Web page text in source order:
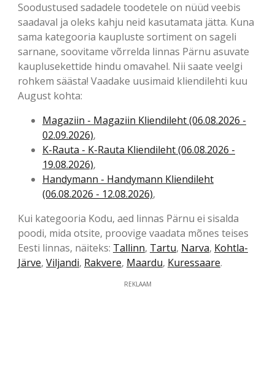
Soodustused sadadele toodetele on nüüd veebis
saadaval ja oleks kahju neid kasutamata jätta. Kuna
sama kategooria kaupluste sortiment on sageli
sarnane, soovitame võrrelda linnas Pärnu asuvate
kauplusekettide hindu omavahel. Nii saate veelgi
rohkem säästa! Vaadake uusimaid kliendilehti kuu
August kohta:
Magaziin - Magaziin Kliendileht (06.08.2026 -
02.09.2026),
K-Rauta - K-Rauta Kliendileht (06.08.2026 -
19.08.2026),
Handymann - Handymann Kliendileht
(06.08.2026 - 12.08.2026),
Kui kategooria Kodu, aed linnas Pärnu ei sisalda
poodi, mida otsite, proovige vaadata mõnes teises
Eesti linnas, näiteks: Tallinn, Tartu, Narva, Kohtla-
Järve, Viljandi, Rakvere, Maardu, Kuressaare.
REKLAAM